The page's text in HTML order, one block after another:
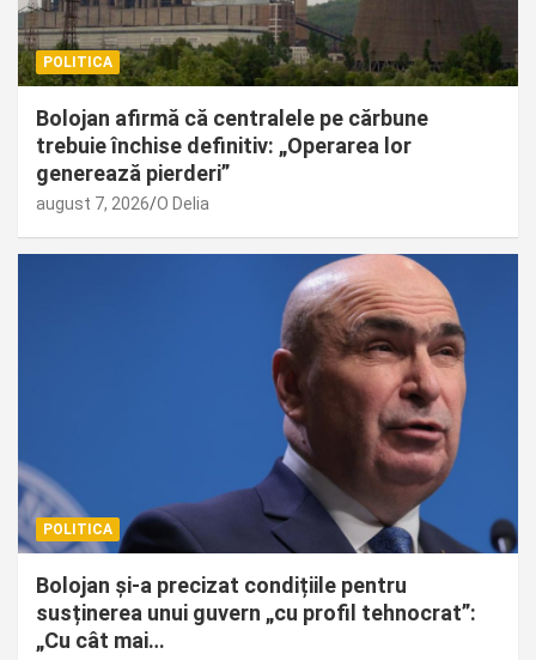
POLITICA
Bolojan afirmă că centralele pe cărbune
trebuie închise definitiv: „Operarea lor
generează pierderi”
august 7, 2026 O Delia
POLITICA
Bolojan și-a precizat condițiile pentru
susținerea unui guvern „cu profil tehnocrat”:
„Cu cât mai…